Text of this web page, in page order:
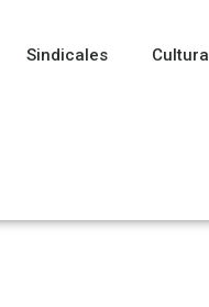
Sindicales Cultura